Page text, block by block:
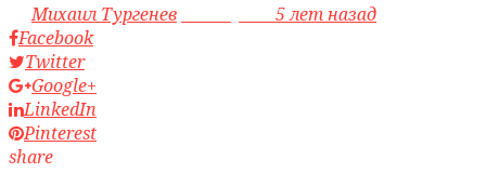
byМихаил Тургенев
5 лет назад
Facebook
Twitter
Google+
LinkedIn
Pinterest
share